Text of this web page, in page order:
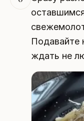
Подавайте
ждать не